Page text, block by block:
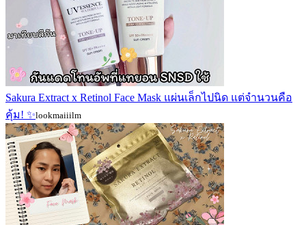
Sakura Extract x Retinol Face Mask แผ่นเล็กไปนิด แต่จำนวนคือ
คุ้ม! ✨lookmaiiilm